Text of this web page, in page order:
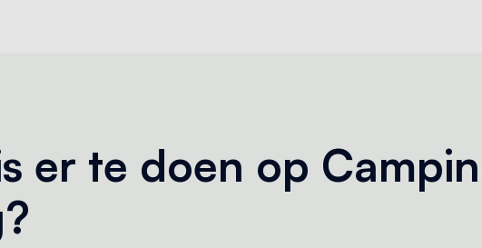
er te doen op